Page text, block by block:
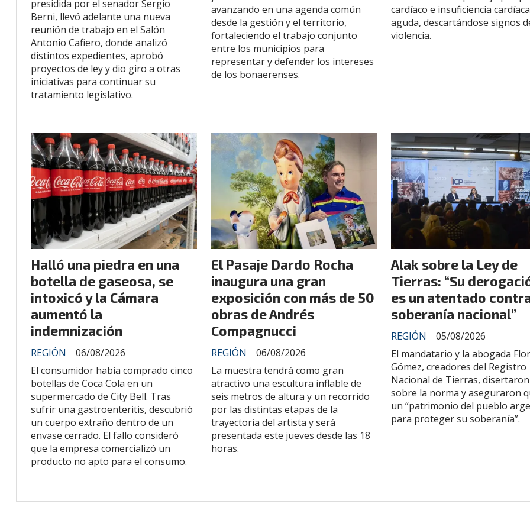
presidida por el senador Sergio
Berni, llevó adelante una nueva
reunión de trabajo en el Salón
Antonio Cafiero, donde analizó
distintos expedientes, aprobó
proyectos de ley y dio giro a otras
iniciativas para continuar su
tratamiento legislativo.
avanzando en una agenda común
desde la gestión y el territorio,
fortaleciendo el trabajo conjunto
entre los municipios para
representar y defender los intereses
de los bonaerenses.
cardíaco e insuficiencia cardíaca
aguda, descartándose signos
violencia.
Halló una piedra en una
botella de gaseosa, se
intoxicó y la Cámara
aumentó la
indemnización
REGIÓN
06/08/2026
El consumidor había comprado cinco
botellas de Coca Cola en un
supermercado de City Bell. Tras
sufrir una gastroenteritis, descubrió
un cuerpo extraño dentro de un
envase cerrado. El fallo consideró
que la empresa comercializó un
producto no apto para el consumo.
El Pasaje Dardo Rocha
inaugura una gran
exposición con más de 50
obras de Andrés
Compagnucci
REGIÓN
06/08/2026
La muestra tendrá como gran
atractivo una escultura inflable de
seis metros de altura y un recorrido
por las distintas etapas de la
trayectoria del artista y será
presentada este jueves desde las 18
horas.
Alak sobre la Ley de
Tierras: “Su
es un atentado
soberanía nacional”
REGIÓN
05/08/2026
El mandatario y la abogada
Gómez, creadores del Registro
Nacional de Tierras, disertaron
sobre la norma y aseguraron
un “patrimonio del pueblo
para proteger su soberanía”.